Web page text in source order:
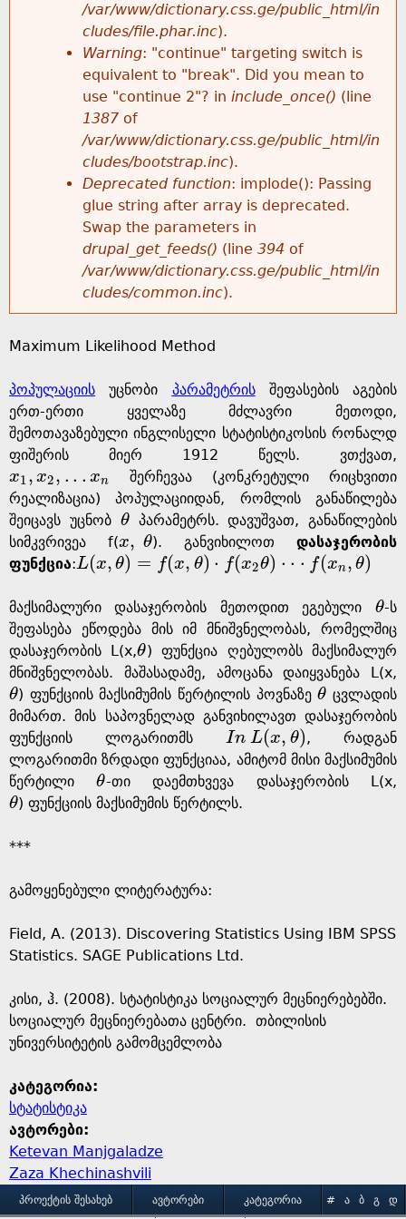
g
e
/var/www/dictionary.css.ge/public_html/in
cludes/file.phar.inc).
Warning: "continue" targeting switch is
equivalent to "break". Did you mean to
use "continue 2"? in include_once() (line
1387 of
/var/www/dictionary.css.ge/public_html/in
cludes/bootstrap.inc).
Deprecated function: implode(): Passing
glue string after array is deprecated.
Swap the parameters in
drupal_get_feeds() (line 394 of
/var/www/dictionary.css.ge/public_html/in
cludes/common.inc).
Maximum Likelihood Method
პოპულაციის უცნობი პარამეტრისშეფასების აგების
ერთ-ერთი ყველაზე მძლავრი მეთოდი,
შემოთავაზებული ინგლისელი სტატისტიკოსის რონალდ
ფიშერის მიერ 1912 წელს. ვთქვათ,
x1, x2, . . . xn
x1 ,x2,.. .xn
შერჩევაა (კონკრეტული რიცხვითი
რეალიზაცია) პოპულაციიდან, რომლის განაწილება
შეიცავს უცნობ θ
θპარამეტრს. დავუშვათ, განაწილების
სიმკვრივეა f(x, θ
x, θ ). განვიხილოთ დასაჯერობის
ფუნქცია:L(x, θ) = f(x, θ) ⋅ f(x2θ) ⋅ ⋅ ⋅ f(xn, θ)
L(x,θ )=f (x, θ)·f(x 2θ · f(xn,θ)
მაქსიმალური დასაჯერობის მეთოდით ეგებული θ
θ-ს
შეფასება ეწოდება მის იმ მნიშვნელობას, რომელშიც
დასაჯერობის L(x,θ
θ) ფუნქცია ღებულობს მაქსიმალურ
მნიშვნელობას. მაშასადამე, ამოცანა დაიყვანება L(x,
θ
θ) ფუნქციის მაქსიმუმის წერტილის პოვნაზეθ
θ ცვლადის
მიმართ. მის საპოვნელად განვიხილავთ დასაჯერობის
ფუნქციის ლოგარითმს In L(x, θ)
In L(x,θ)
, რადგან
ლოგარითმი ზრდადი ფუნქციაა, ამიტომ მისი მაქსიმუმის
წერტილიθ
θ-თი დაემთხვევა დასაჯერობის L(x,
θ
θ) ფუნქციის მაქსიმუმის წერტილს.
***
გამოყენებული ლიტერატურა:
Field, A. (2013). Discovering Statistics Using IBM SPSS
Statistics. SAGE Publications Ltd.
კისი, ჰ. (2008). სტატისტიკა სოციალურ მეცნიერებებში.
სოციალურ მეცნიერებათა ცენტრი. თბილისის
უნივერსიტეტის გამომცემლობა
კატეგორია:
სტატისტიკა
ავტორები:
Ketevan Manjgaladze
Zaza Khechinashvili
MᲞᲠᲝᲔᲥᲢᲘᲡ ᲨᲔᲡᲐᲮᲔᲑ ᲐᲕᲢᲝᲠᲔᲑᲘ ᲙᲐᲢᲔᲒᲝᲠᲘᲐ # Ა Ბ Გ
Დ